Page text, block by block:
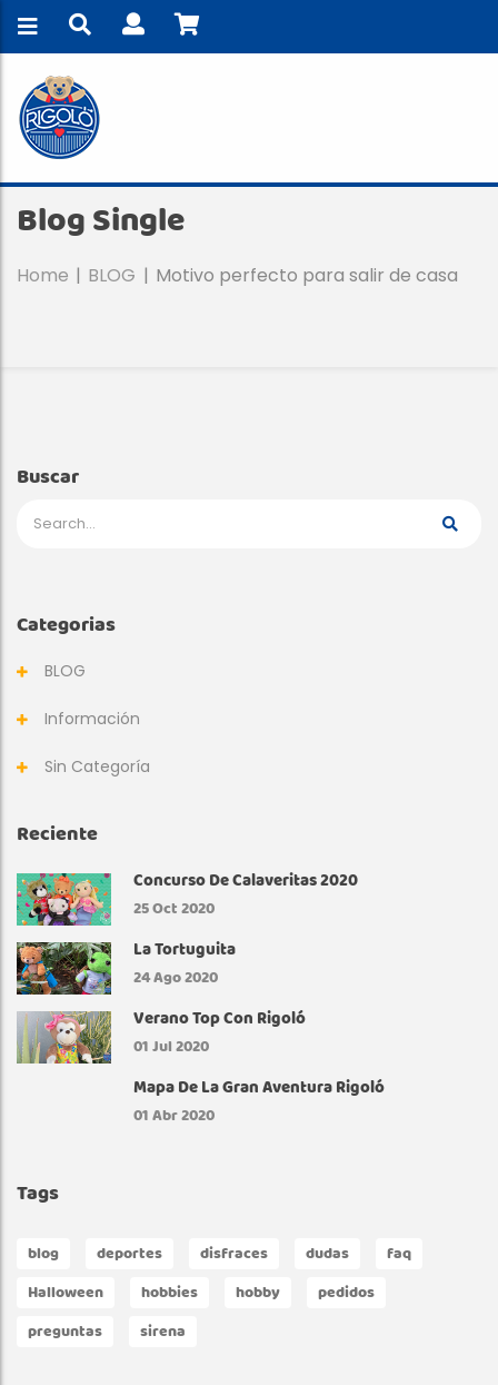
Blog Single
Home BLOG Motivo perfecto para salir de casa
Buscar
Categorias
BLOG
Información
Sin Categoría
Reciente
Concurso De Calaveritas 2020
25Oct 2020
La Tortuguita
24Ago 2020
Verano Top Con Rigoló
01Jul 2020
Mapa De La Gran Aventura Rigoló
01Abr 2020
Tags
blog deportes disfraces dudas
faq
Halloween
hobbies hobby
pedidos
preguntas
sirena